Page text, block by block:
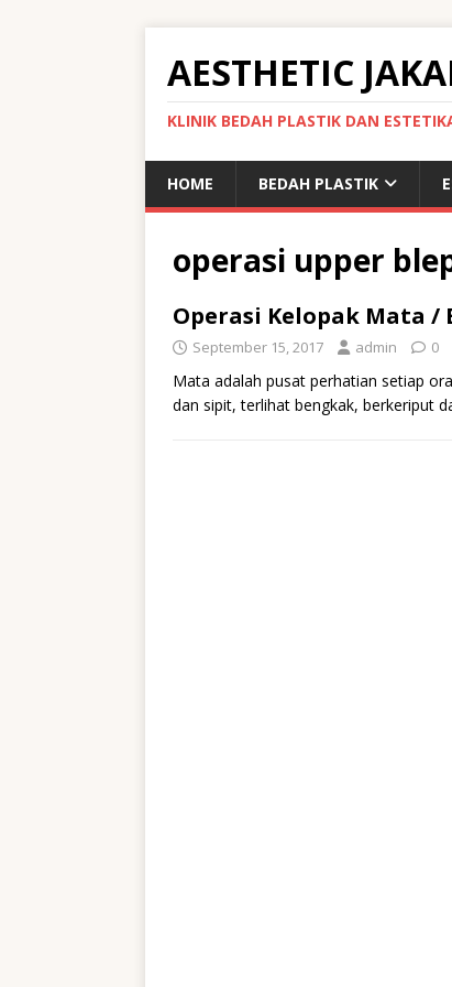
AESTHETIC
KLINIK BEDAH PLASTIK DAN
HOME BEDAH PLASTIK
operasi upper
Operasi Kelopak Mata
September 15, 2017 admin 0
Mata adalah pusat perhatian setiap
dan sipit, terlihat bengkak, berkeriput